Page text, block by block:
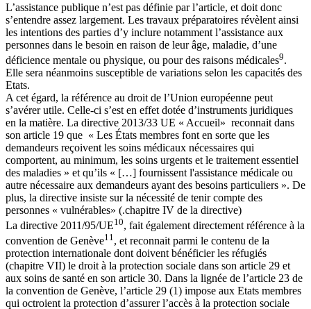
L’assistance publique n’est pas définie par l’article, et doit donc
s’entendre assez largement. Les travaux préparatoires révèlent ainsi
les intentions des parties d’y inclure notamment l’assistance aux
personnes dans le besoin en raison de leur âge, maladie, d’une
déficience mentale ou physique, ou pour des raisons médicales9.
Elle sera néanmoins susceptible de variations selon les capacités des
Etats.
A cet égard, la référence au droit de l’Union européenne peut
s’avérer utile. Celle-ci s’est en effet dotée d’instruments juridiques
en la matière. La directive 2013/33 UE « Accueil» reconnait dans
son article 19 que « Les États membres font en sorte que les
demandeurs reçoivent les soins médicaux nécessaires qui
comportent, au minimum, les soins urgents et le traitement essentiel
des maladies » et qu’ils « […] fournissent l'assistance médicale ou
autre nécessaire aux demandeurs ayant des besoins particuliers ». De
plus, la directive insiste sur la nécessité de tenir compte des
personnes « vulnérables» (.chapitre IV de la directive)
La directive 2011/95/UE10, fait également directement référence à la
convention de Genève11, et reconnait parmi le contenu de la
protection internationale dont doivent bénéficier les réfugiés
(chapitre VII) le droit à la protection sociale dans son article 29 et
aux soins de santé en son article 30. Dans la lignée de l’article 23 de
la convention de Genève, l’article 29 (1) impose aux Etats membres
qui octroient la protection d’assurer l’accès à la protection sociale